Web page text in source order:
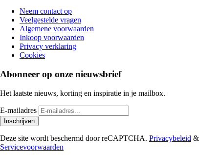
Neem contact op
Veelgestelde vragen
Algemene voorwaarden
Inkoop voorwaarden
Privacy verklaring
Cookies
Abonneer op onze nieuwsbrief
Het laatste nieuws, korting en inspiratie in je mailbox.
E-mailadres
Inschrijven
Deze site wordt beschermd door reCAPTCHA. Privacybeleid &
Servicevoorwaarden